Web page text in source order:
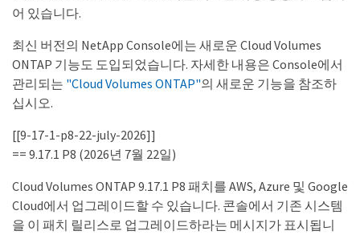
어 있습니다.
최신 버전의 NetApp Console에는 새로운 Cloud Volumes
ONTAP 기능도 도입되었습니다. 자세한 내용은 Console에서
관리되는 "Cloud Volumes ONTAP"의 새로운 기능을 참조하
십시오.
[[9-17-1-p8-22-july-2026]]
== 9.17.1 P8 (2026년 7월 22일)
Cloud Volumes ONTAP 9.17.1 P8 패치를 AWS, Azure 및 Google
Cloud에서 업그레이드할 수 있습니다. 콘솔에서 기존 시스템
을 이 패치 릴리스로 업그레이드하라는 메시지가 표시됩니